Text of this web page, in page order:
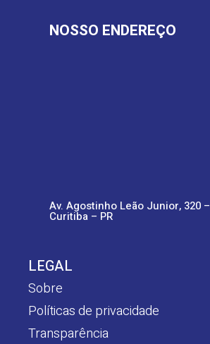
NOSSO ENDEREÇO
Av. Agostinho Leão Junior, 320
Curitiba – PR
LEGAL
Sobre
Políticas de privacidade
Transparência